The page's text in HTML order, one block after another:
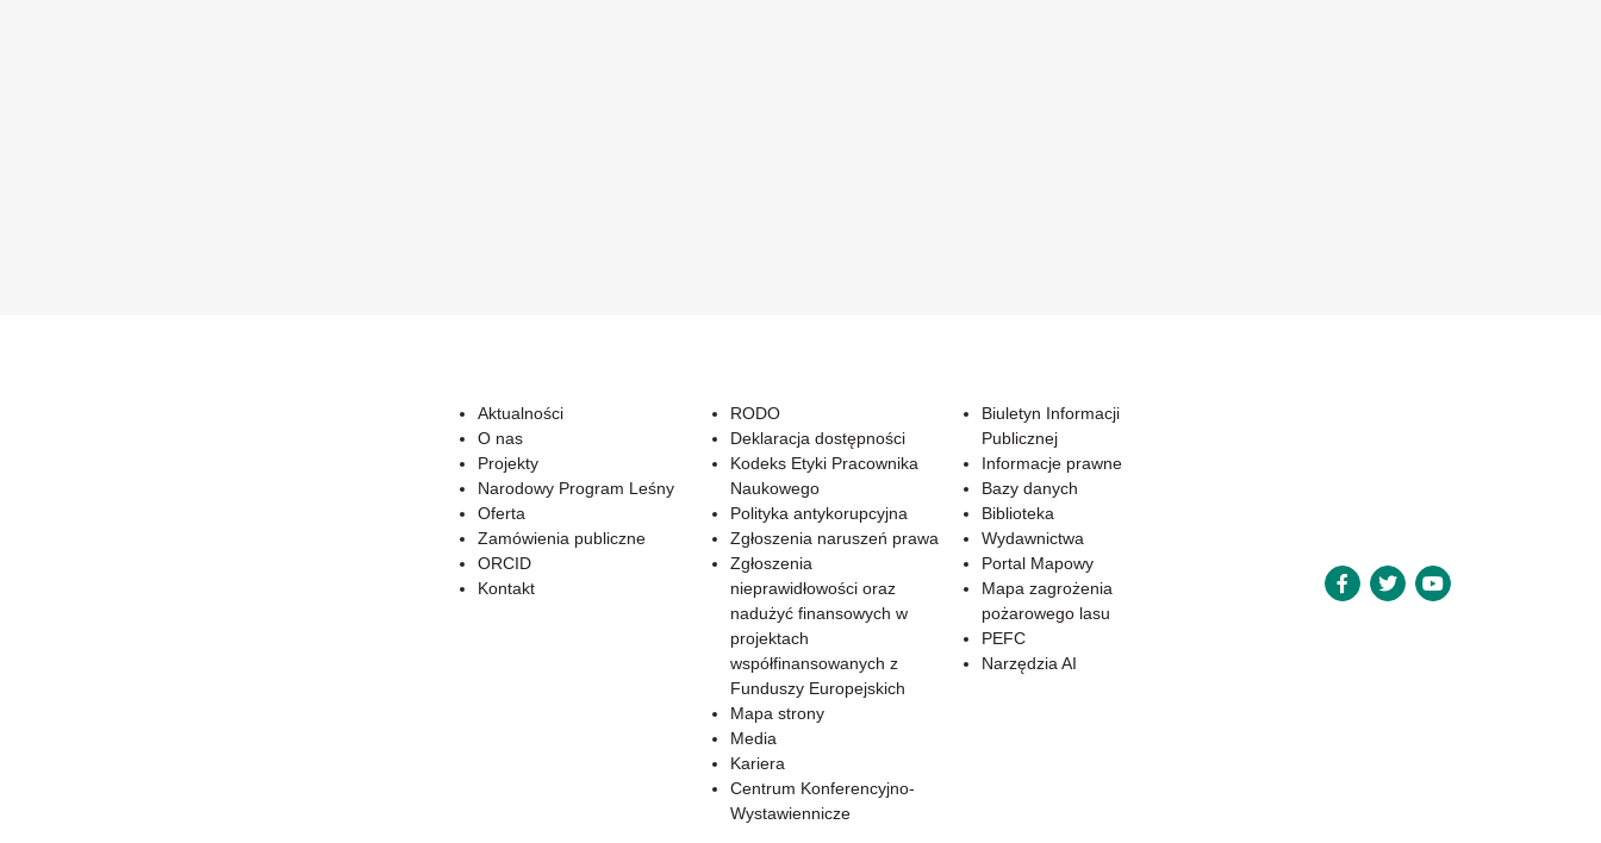
Aktualności
O nas
Projekty
Narodowy Program Leśny
Oferta
Zamówienia publiczne
ORCID
Kontakt
RODO
Deklaracja dostępności
Kodeks Etyki Pracownika
Naukowego
Polityka antykorupcyjna
Zgłoszenia naruszeń prawa
Zgłoszenia
nieprawidłowości oraz
nadużyć finansowych w
projektach
współfinansowanych z
Funduszy Europejskich
Mapa strony
Media
Kariera
Centrum Konferencyjno-
Wystawiennicze
Biuletyn Informacji
Publicznej
Informacje prawne
Bazy danych
Biblioteka
Wydawnictwa
Portal Mapowy
Mapa zagrożenia
pożarowego lasu
PEFC
Narzędzia AI